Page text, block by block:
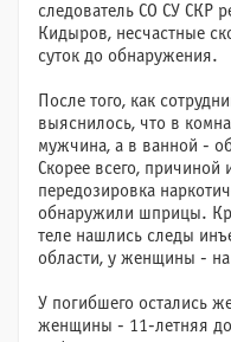
следователь СО СУ СКР
Кидыров, несчастные
суток до обнаружения.
После того, как
выяснилось, что в
мужчина, а в ванной -
Скорее всего, причиной
передозировка
обнаружили шприцы.
теле нашлись следы
области, у женщины - на
У погибшего остались
женщины - 11-летняя